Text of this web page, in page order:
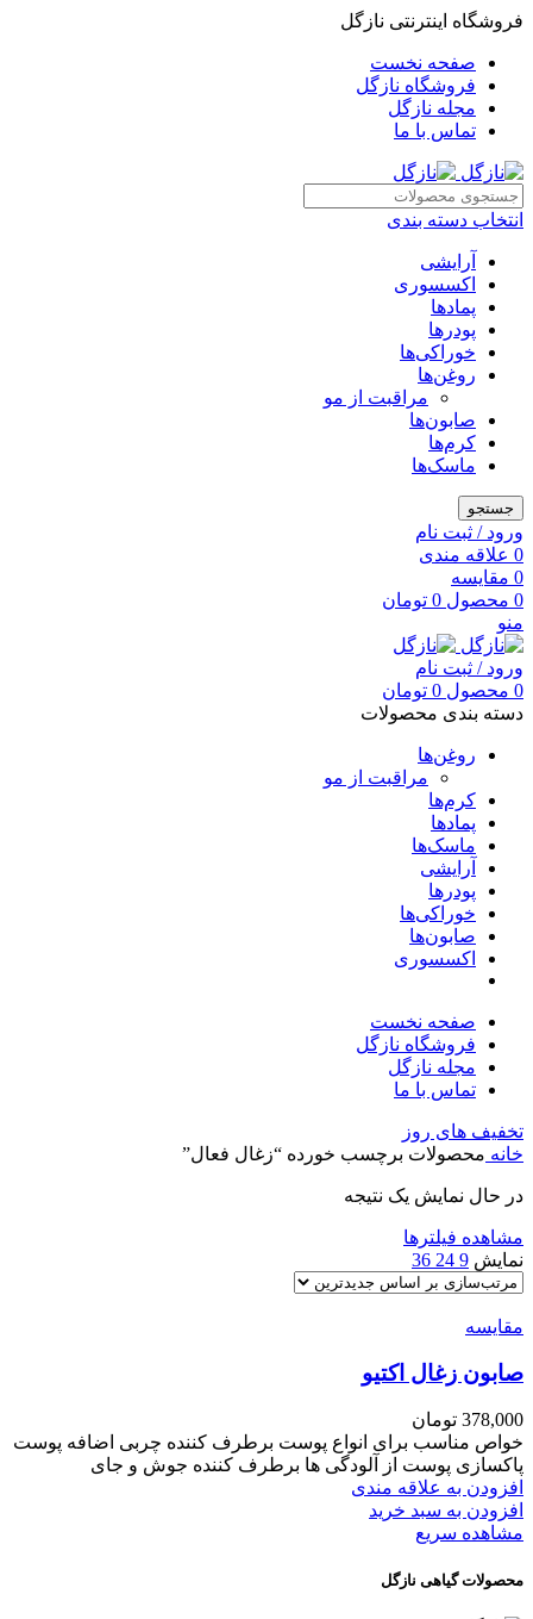
فروشگاه اینترنتی نازگل
صفحه نخست
فروشگاه نازگل
مجله نازگل
تماس با ما
انتخاب دسته بندی
آرایشی
اکسسوری
پمادها
پودرها
خوراکی‌ها
روغن‌ها
مراقبت از مو
صابون‌ها
کرم‌ها
ماسک‌ها
جستجو
ورود / ثبت نام
0 علاقه مندی
0 مقایسه
0 محصول 0 تومان
منو
ورود / ثبت نام
0 محصول 0 تومان
دسته بندی محصولات
روغن‌ها
مراقبت از مو
کرم‌ها
پمادها
ماسک‌ها
آرایشی
پودرها
خوراکی‌ها
صابون‌ها
اکسسوری
صفحه نخست
فروشگاه نازگل
مجله نازگل
تماس با ما
تخفیف های روز
خانه محصولات برچسب خورده “زغال فعال”
در حال نمایش یک نتیجه
مشاهده فیلترها
نمایش 9
24
36
مقایسه
صابون زغال اکتیو
378,000 تومان
خواص مناسب برای انواع پوست برطرف کننده چربی اضافه پوست
پاکسازی پوست از آلودگی ها برطرف کننده جوش و جای
افزودن به علاقه مندی
افزودن به سبد خرید
مشاهده سریع
محصولات گیاهی نازگل